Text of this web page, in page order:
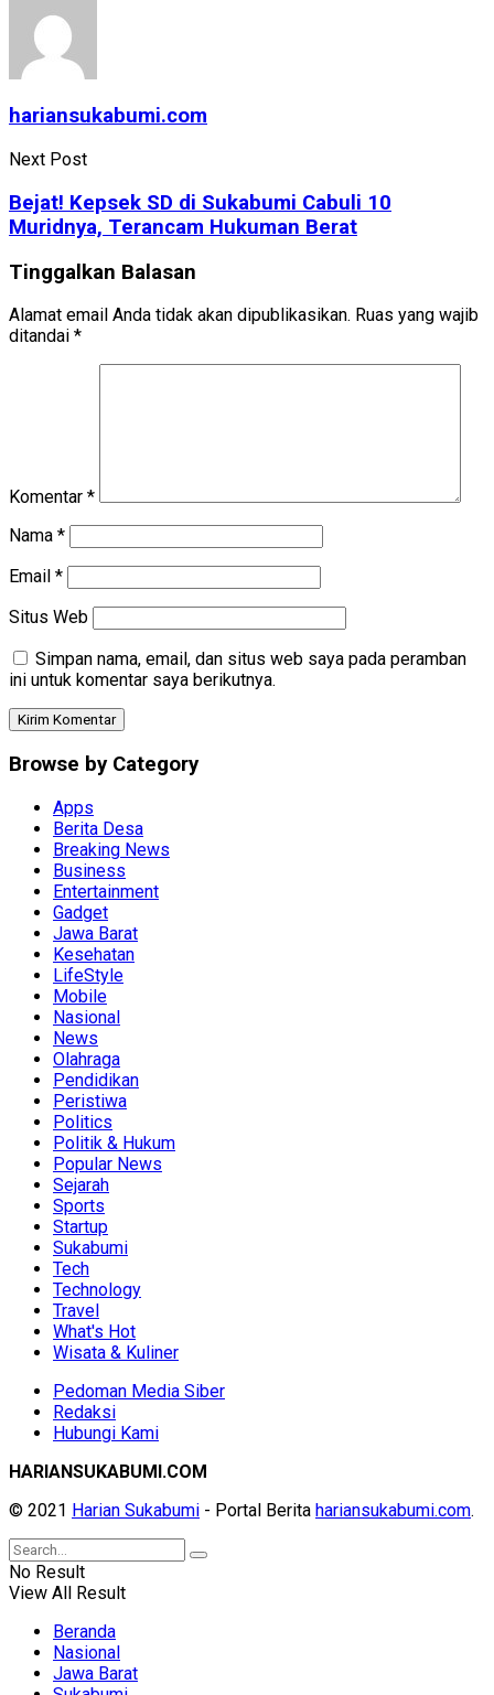
hariansukabumi.com
Next Post
Bejat! Kepsek SD di Sukabumi Cabuli 10
Muridnya, Terancam Hukuman Berat
Tinggalkan Balasan
Alamat email Anda tidak akan dipublikasikan. Ruas yang wajib
ditandai *
Komentar *
Nama *
Email *
Situs Web
Simpan nama, email, dan situs web saya pada peramban
ini untuk komentar saya berikutnya.
Browse by Category
Apps
Berita Desa
Breaking News
Business
Entertainment
Gadget
Jawa Barat
Kesehatan
LifeStyle
Mobile
Nasional
News
Olahraga
Pendidikan
Peristiwa
Politics
Politik & Hukum
Popular News
Sejarah
Sports
Startup
Sukabumi
Tech
Technology
Travel
What's Hot
Wisata & Kuliner
Pedoman Media Siber
Redaksi
Hubungi Kami
HARIANSUKABUMI.COM
© 2021 Harian Sukabumi - Portal Berita hariansukabumi.com.
No Result
View All Result
Beranda
Nasional
Jawa Barat